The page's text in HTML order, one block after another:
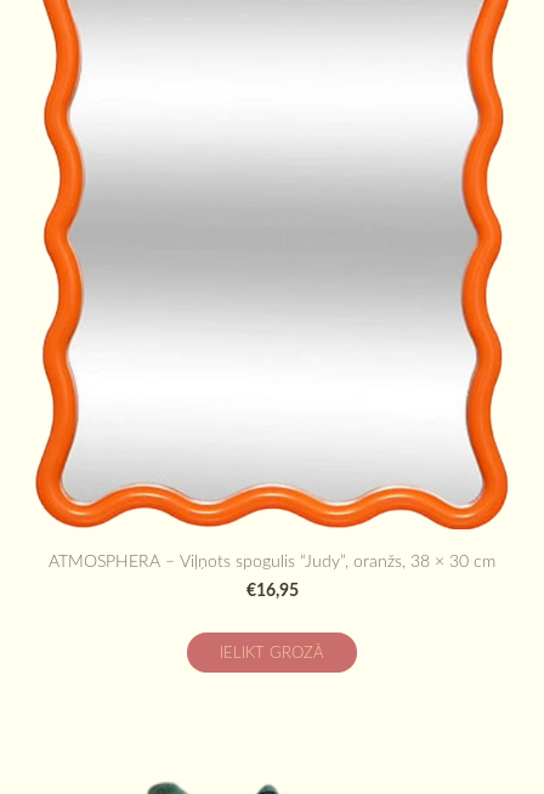
ATMOSPHERA – Viļņots spogulis “Judy”, oranžs, 38 × 30 cm
€16,95
IELIKT GROZĀ